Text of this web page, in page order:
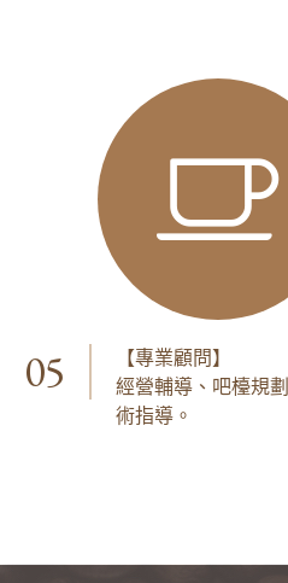
05
【專業顧問】
經營輔導、吧檯規
術指導。